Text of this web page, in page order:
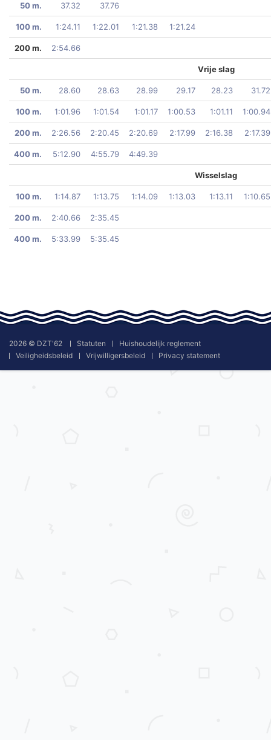
50 m. 37.32 37.76
100 m. 1:24.11 1:22.01 1:21.38 1:21.24
200 m. 2:54.66
Vrije slag
50 m. 28.60 28.63 28.99 29.17 28.23 31.72
100 m. 1:01.96 1:01.54 1:01.17 1:00.53 1:01.11 1:00.94
200 m. 2:26.56 2:20.45 2:20.69 2:17.99 2:16.38 2:17.39
400 m. 5:12.90 4:55.79 4:49.39
Wisselslag
100 m. 1:14.87 1:13.75 1:14.09 1:13.03 1:13.11 1:10.65
200 m. 2:40.66 2:35.45
400 m. 5:33.99 5:35.45
2026 © DZT'62 Statuten
Huishoudelijk reglement
Veiligheidsbeleid
Vrijwilligersbeleid Privacy statement